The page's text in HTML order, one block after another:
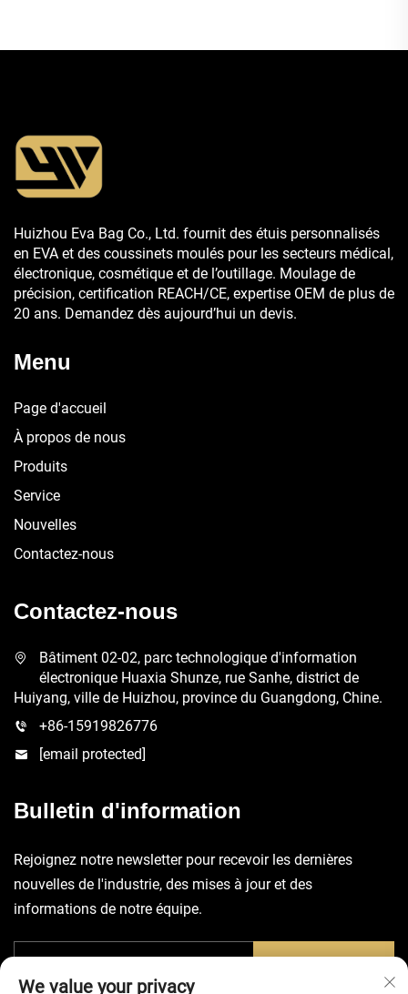
Huizhou Eva Bag Co., Ltd. fournit des étuis personnalisés
en EVA et des coussinets moulés pour les secteurs médical,
électronique, cosmétique et de l’outillage. Moulage de
précision, certification REACH/CE, expertise OEM de plus de
20 ans. Demandez dès aujourd’hui un devis.
Menu
Page d'accueil
À propos de nous
Produits
Service
Nouvelles
Contactez-nous
Contactez-nous
Bâtiment 02-02, parc technologique d'information
électronique Huaxia Shunze, rue Sanhe, district de
Huiyang, ville de Huizhou, province du Guangdong, Chine.
+86-15919826776
[email protected]
Bulletin d'information
Rejoignez notre newsletter pour recevoir les dernières
nouvelles de l'industrie, des mises à jour et des
informations de notre équipe.
We value your privacy